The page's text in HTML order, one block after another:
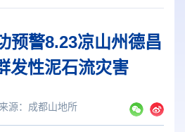
预警8.23凉山州德昌
发性泥石流灾害
源： 成都山地所